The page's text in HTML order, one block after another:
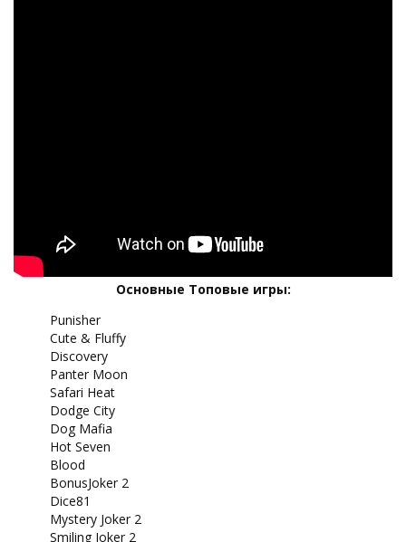
Основные Топовые игры:
Punisher
Cute & Fluffy
Discovery
Panter Moon
Safari Heat
Dodge City
Dog Mafia
Hot Seven
Blood
BonusJoker 2
Dice81
Mystery Joker 2
Smiling Joker 2